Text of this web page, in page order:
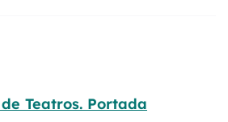
Teatros. Portada